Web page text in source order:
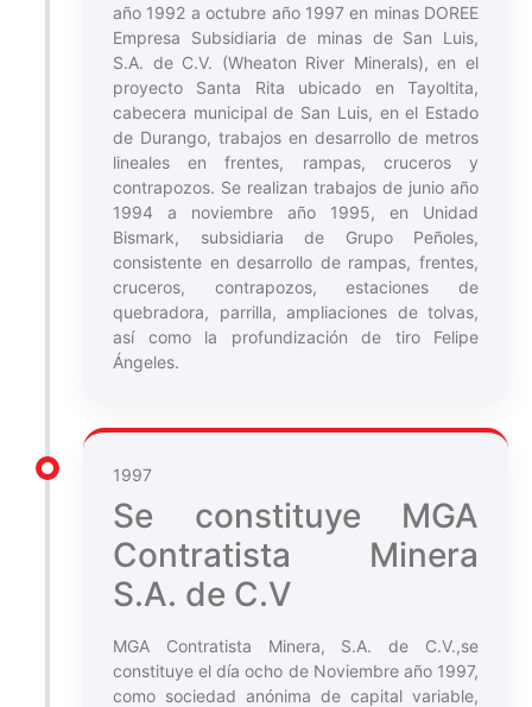
año 1992 a octubre año 1997 en minas DOREE
Empresa Subsidiaria de minas de San Luis,
S.A. de C.V. (Wheaton River Minerals), en el
proyecto Santa Rita ubicado en Tayoltita,
cabecera municipal de San Luis, en el Estado
de Durango, trabajos en desarrollo de metros
lineales en frentes, rampas, cruceros y
contrapozos. Se realizan trabajos de junio año
1994 a noviembre año 1995, en Unidad
Bismark, subsidiaria de Grupo Peñoles,
consistente en desarrollo de rampas, frentes,
cruceros, contrapozos, estaciones de
quebradora, parrilla, ampliaciones de tolvas,
así como la profundización de tiro Felipe
Ángeles.
1997
Se constituye MGA
Contratista Minera
S.A. de C.V
MGA Contratista Minera, S.A. de C.V.,se
constituye el día ocho de Noviembre año 1997,
como sociedad anónima de capital variable,